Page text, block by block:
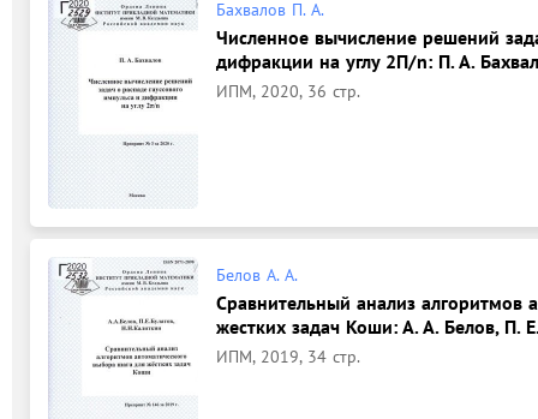
Бахвалов П. А.
Численное вычисление решений
дифракции на углу 2П/n: П. А.
ИПМ, 2020, 36 стр.
Белов А. А.
Сравнительный анализ алгоритмов
жестких задач Коши: А. А. Белов, П.
ИПМ, 2019, 34 стр.